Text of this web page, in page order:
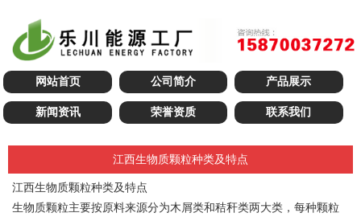
网站首页 公司简介 产品展示
新闻资讯 荣誉资质 联系我们
江西生物质颗粒种类及特点
江西生物质颗粒种类及特点
生物质颗粒主要按原料来源分为木屑类和秸秆类两大类，每种颗粒